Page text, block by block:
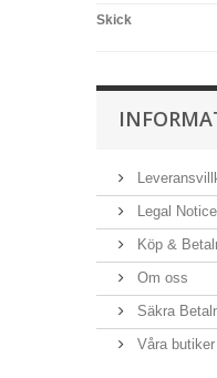
Skick
Legal Notice
Köp &
Om oss
Säkra
Våra butiker